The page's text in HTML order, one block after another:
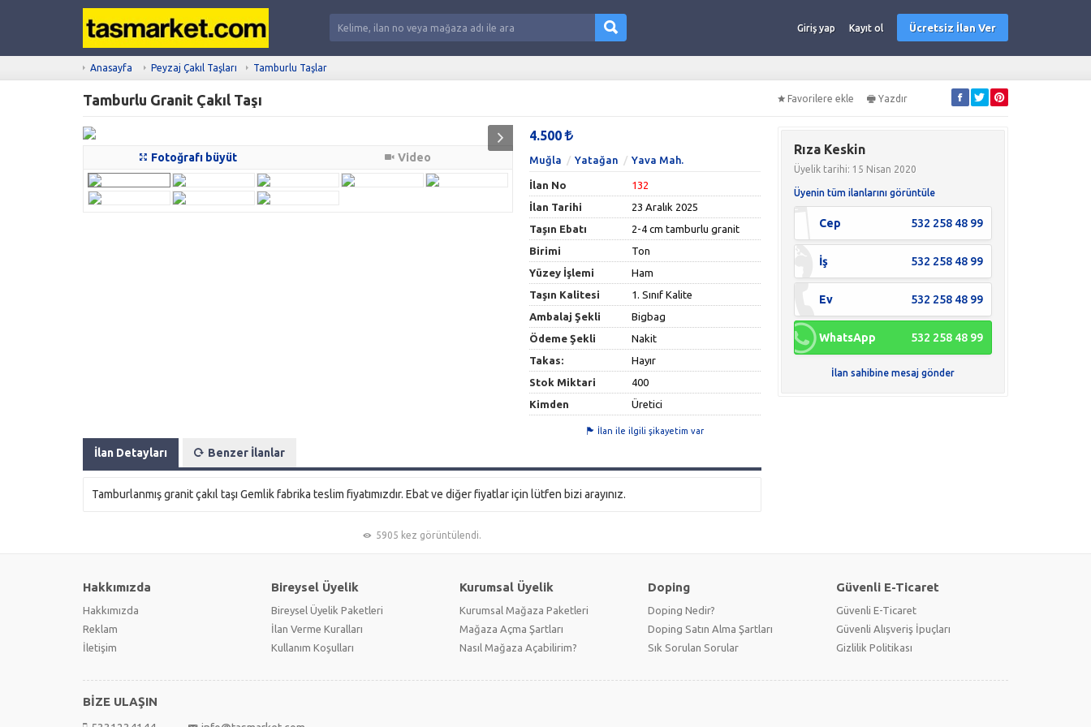
Giriş yap Kayıt ol Ücretsiz İlan Ver
Anasayfa Peyzaj Çakıl Taşları Tamburlu Taşlar
Tamburlu Granit Çakıl Taşı Favorilere ekle Yazdır
Fotoğrafı büyüt Video
4.500
Muğla Yatağan Yava Mah.
İlan No
132
İlan Tarihi
23 Aralık 2025
Taşın Ebatı
2-4 cm tamburlu granit
Birimi
Ton
Yüzey İşlemi
Ham
Taşın Kalitesi
1. Sınıf Kalite
Ambalaj Şekli
Bigbag
Ödeme Şekli
Nakit
Takas:
Hayır
Stok Miktari
400
Kimden
Üretici
İlan ile ilgili şikayetim var
İlan Detayları Benzer İlanlar
Tamburlanmış granit çakıl taşı Gemlik fabrika teslim fiyatımızdır. Ebat ve diğer fiyatlar için lütfen bizi arayınız.
5905 kez görüntülendi.
Rıza Keskin
Üyelik tarihi: 15 Nisan 2020
Üyenin tüm ilanlarını görüntüle
Cep 532 258 48 99
İş 532 258 48 99
Ev 532 258 48 99
WhatsApp 532 258 48 99
İlan sahibine mesaj gönder
Hakkımızda
Hakkımızda
Reklam
İletişim
Bireysel Üyelik
Bireysel Üyelik Paketleri
İlan Verme Kuralları
Kullanım Koşulları
Kurumsal Üyelik
Kurumsal Mağaza Paketleri
Mağaza Açma Şartları
Nasıl Mağaza Açabilirim?
Doping
Doping Nedir?
Doping Satın Alma Şartları
Sık Sorulan Sorular
Güvenli E-Ticaret
Güvenli E-Ticaret
Güvenli Alışveriş İpuçları
Gizlilik Politikası
BİZE ULAŞIN